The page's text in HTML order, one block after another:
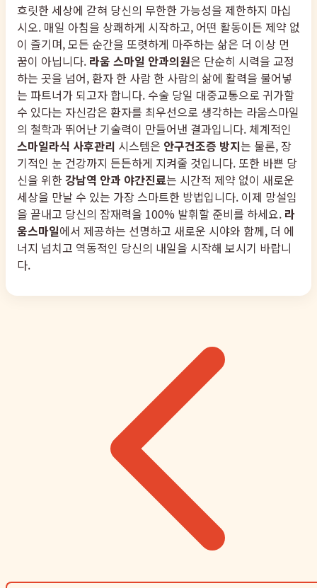
흐릿한 세상에 갇혀 당신의 무한한 가능성을 제한하지 마십
시오. 매일 아침을 상쾌하게 시작하고, 어떤 활동이든 제약 없
이 즐기며, 모든 순간을 또렷하게 마주하는 삶은 더 이상 먼
꿈이 아닙니다. 라움 스마일 안과의원은 단순히 시력을 교정
하는 곳을 넘어, 환자 한 사람 한 사람의 삶에 활력을 불어넣
는 파트너가 되고자 합니다. 수술 당일 대중교통으로 귀가할
수 있다는 자신감은 환자를 최우선으로 생각하는 라움스마일
의 철학과 뛰어난 기술력이 만들어낸 결과입니다. 체계적인
스마일라식 사후관리 시스템은 안구건조증 방지는 물론, 장
기적인 눈 건강까지 든든하게 지켜줄 것입니다. 또한 바쁜 당
신을 위한 강남역 안과 야간진료는 시간적 제약 없이 새로운
세상을 만날 수 있는 가장 스마트한 방법입니다. 이제 망설임
을 끝내고 당신의 잠재력을 100% 발휘할 준비를 하세요. 라
움스마일에서 제공하는 선명하고 새로운 시야와 함께, 더 에
너지 넘치고 역동적인 당신의 내일을 시작해 보시기 바랍니
다.